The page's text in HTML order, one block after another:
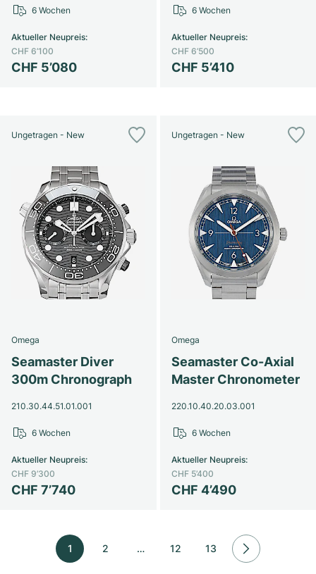
CHF 5’080
Aktueller Neupreis:
CHF 6’100
6 Wochen
CHF 5’410
Aktueller Neupreis:
CHF 6’500
6 Wochen
Ungetragen - New
Omega
Seamaster Diver
300m Chronograph
210.30.44.51.01.001
CHF 7’740
Aktueller Neupreis:
CHF 9’300
6 Wochen
Ungetragen - New
Omega
Seamaster Co-Axial
Master Chronometer
220.10.40.20.03.001
CHF 4’490
Aktueller Neupreis:
CHF 5’400
6 Wochen
1 2 … 12 13